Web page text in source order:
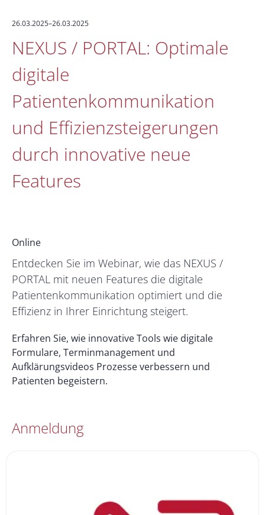
26.03.2025–26.03.2025
NEXUS / PORTAL: Optimale
digitale
Patientenkommunikation
und Effizienzsteigerungen
durch innovative neue
Features
Online
Entdecken Sie im Webinar, wie das NEXUS /
PORTAL mit neuen Features die digitale
Patientenkommunikation optimiert und die
Effizienz in Ihrer Einrichtung steigert.
Erfahren Sie, wie innovative Tools wie digitale
Formulare, Terminmanagement und
Aufklärungsvideos Prozesse verbessern und
Patienten begeistern.
Anmeldung